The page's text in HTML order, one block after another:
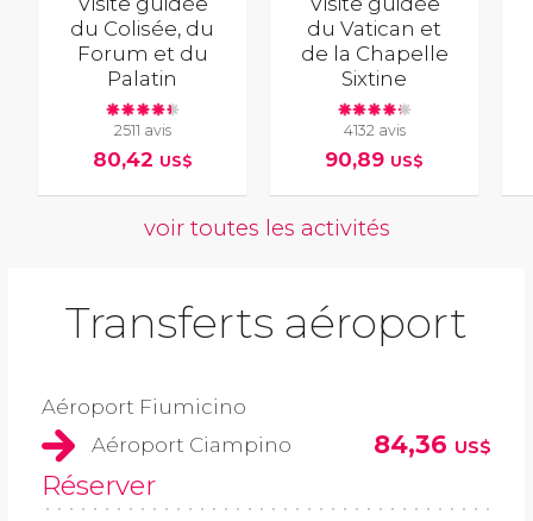
du Colisée, du
Forum et du
Palatin
2511 avis
80,42 US$
du Vatican et
de la Chapelle
Sixtine
4132 avis
90,89 US$
voir toutes les activités
Transferts aéroport
Aéroport Fiumicino
Aéroport Ciampino
84,36 US$
Réserver